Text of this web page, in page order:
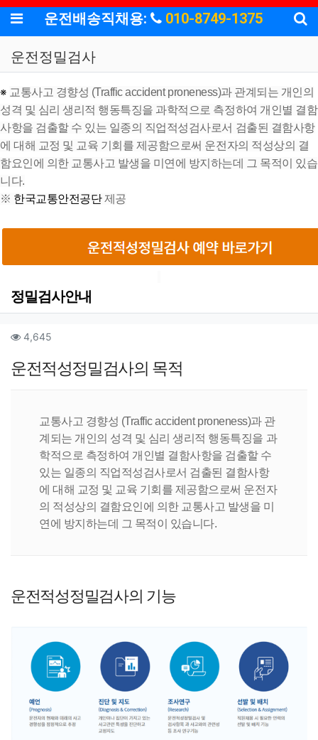
메뉴운전배송직채용: 010-8749-1375
운전정밀검사
※ 교통사고 경향성 (Traffic accident proneness)과 관계되는 개인의
성격 및 심리 생리적 행동특징을 과학적으로 측정하여 개인별 결함
사항을 검출할 수 있는 일종의 직업적성검사로서 검출된 결함사항
에 대해 교정 및 교육 기회를 제공함으로써 운전자의 적성상의 결
함요인에 의한 교통사고 발생을 미연에 방지하는데 그 목적이 있습
니다.
※ 한국교통안전공단제공
정밀검사안내
작성자 정보
컨텐츠 정보
4,645
본문
운전적성정밀검사의 목적
교통사고 경향성 (Traffic accident proneness)과 관
계되는 개인의 성격 및 심리 생리적 행동특징을 과
학적으로 측정하여 개인별 결함사항을 검출할 수
있는 일종의 직업적성검사로서 검출된 결함사항
에 대해 교정 및 교육 기회를 제공함으로써 운전자
의 적성상의 결함요인에 의한 교통사고 발생을 미
연에 방지하는데 그 목적이 있습니다.
운전적성정밀검사의 기능